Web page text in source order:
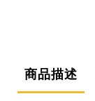
商品描述